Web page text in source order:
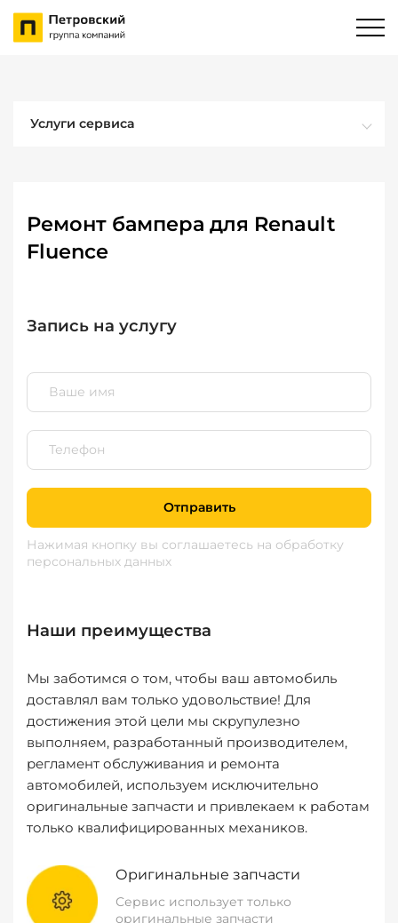
Услуги сервиса
Ремонт бампера для Renault
Fluence
Запись на услугу
Отправить
Нажимая кнопку вы соглашаетесь на обработку
персональных данных
Наши преимущества
Мы заботимся о том, чтобы ваш автомобиль
доставлял вам только удовольствие! Для
достижения этой цели мы скрупулезно
выполняем, разработанный производителем,
регламент обслуживания и ремонта
автомобилей, используем исключительно
оригинальные запчасти и привлекаем к работам
только квалифицированных механиков.
Оригинальные запчасти
Сервис использует только
оригинальные запчасти